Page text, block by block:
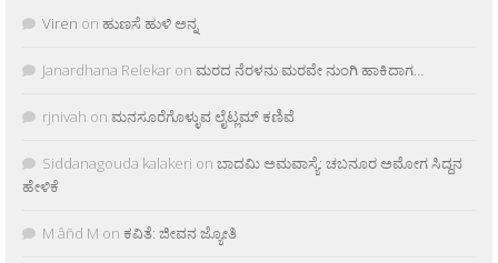
Viren on ಹುಣಸೆ ಹುಳಿ ಅನ್ನ
Janardhana Relekar on ಮರದ ನೆರಳನು ಮರವೇ ನುಂಗಿ ಹಾಕಿದಾಗ…
rjnivah on ಮನಸೂರೆಗೊಳ್ಳುವ ಲೈಟ್ಲಮ್ ಕಣಿವೆ
Siddanagouda kalakeri on ಬಾದಮಿ ಅಮವಾಸ್ಯೆ: ಚಬನೂರ ಅಮೋಗ ಸಿದ್ದನ
ಹೇಳಿಕೆ
M âñd M on ಕವಿತೆ: ಜೀವನ ಜ್ಯೋತಿ